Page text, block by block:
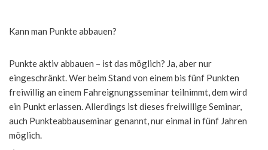
Kann man Punkte abbauen?
Punkte aktiv abbauen – ist das möglich? Ja, aber nur
eingeschränkt. Wer beim Stand von einem bis fünf Punkten
freiwillig an einem Fahreignungsseminar teilnimmt, dem wird
ein Punkt erlassen. Allerdings ist dieses freiwillige Seminar,
auch Punkteabbauseminar genannt, nur einmal in fünf Jahren
möglich.